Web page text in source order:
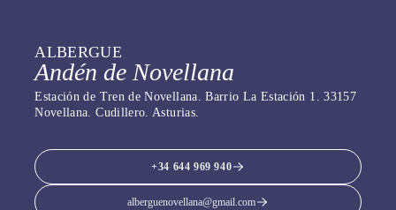
ALBERGUE
Andén de Novellana
Estación de Tren de Novellana. Barrio La Estación 1. 33157
Novellana. Cudillero. Asturias.
+34 644 969 940
alberguenovellana@gmail.com